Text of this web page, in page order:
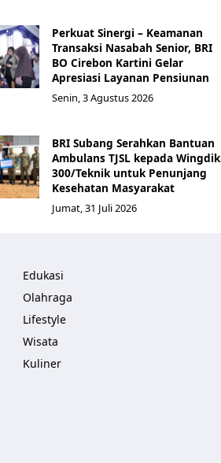
Perkuat Sinergi – Keamanan
Transaksi Nasabah Senior, BRI
BO Cirebon Kartini Gelar
Apresiasi Layanan Pensiunan
Senin, 3 Agustus 2026
BRI Subang Serahkan Bantuan
Ambulans TJSL kepada Wingdik
300/Teknik untuk Penunjang
Kesehatan Masyarakat ​
Jumat, 31 Juli 2026
Edukasi
Olahraga
Lifestyle
Wisata
Kuliner